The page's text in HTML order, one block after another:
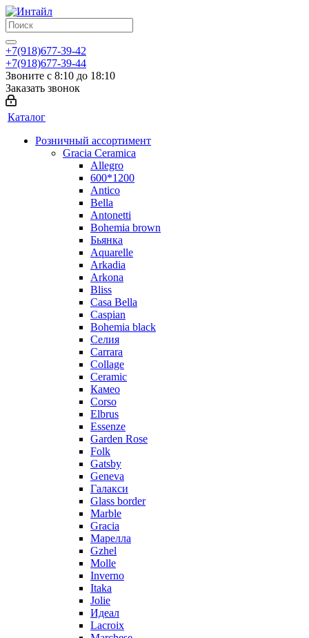
+7(918)677-39-42
+7(918)677-39-44
Звоните с 8:10 до 18:10
Заказать звонок
Каталог
Розничный ассортимент
Gracia Ceramica
Allegro
600*1200
Antico
Bella
Antonetti
Bohemia brown
Бьянка
Aquarelle
Arkadia
Arkona
Bliss
Casa Bella
Caspian
Bohemia black
Селия
Carrara
Collage
Ceramic
Камео
Corso
Elbrus
Essenze
Garden Rose
Folk
Gatsby
Geneva
Галакси
Glass border
Marble
Gracia
Марелла
Gzhel
Molle
Inverno
Itaka
Jolie
Идеал
Lacroix